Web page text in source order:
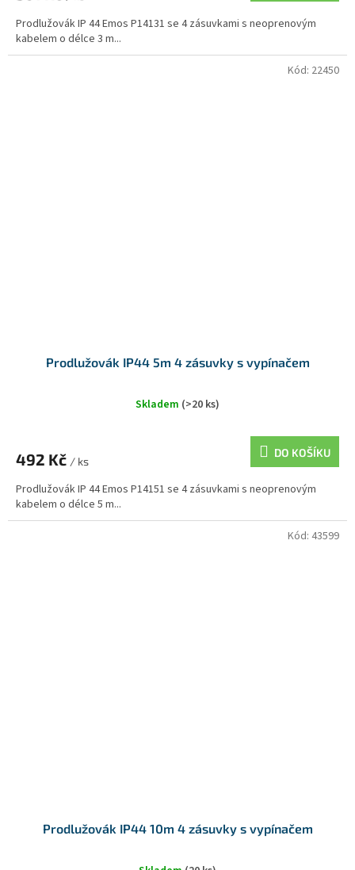
Prodlužovák IP 44 Emos P14131 se 4 zásuvkami s neoprenovým
kabelem o délce 3 m...
Prodlužovák IP44 5m 4 zásuvky s vypínačem
Skladem (>20 ks)
492 Kč / ks
DO KOŠÍKU
Prodlužovák IP 44 Emos P14151 se 4 zásuvkami s neoprenovým
kabelem o délce 5 m...
Kód: 22450
Prodlužovák IP44 10m 4 zásuvky s vypínačem
Kód: 43599